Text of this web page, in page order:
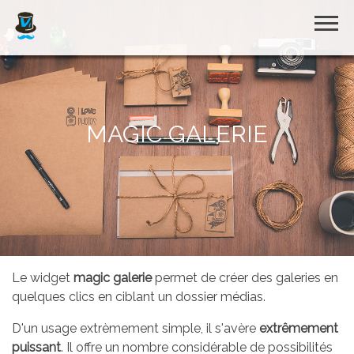
Accueil
Plugin
Visual Wizard
Démo en ligne
MAGIC GALERIE
Le widget magic galeriepermet de créer des galeries en
quelques clics en ciblant un dossier médias.
D'un usage extrèmement simple, il s'avère extrêmement
puissant. Il offre un nombre considérable de possibilités